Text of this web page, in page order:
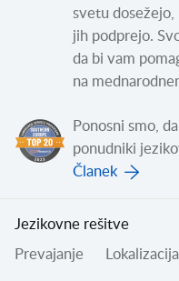
svetu
jih podprejo.
da bi vam
na
Ponosni smo,
ponudniki
Članek
Jezikovne rešitve
Prevajanje Lokalizacija